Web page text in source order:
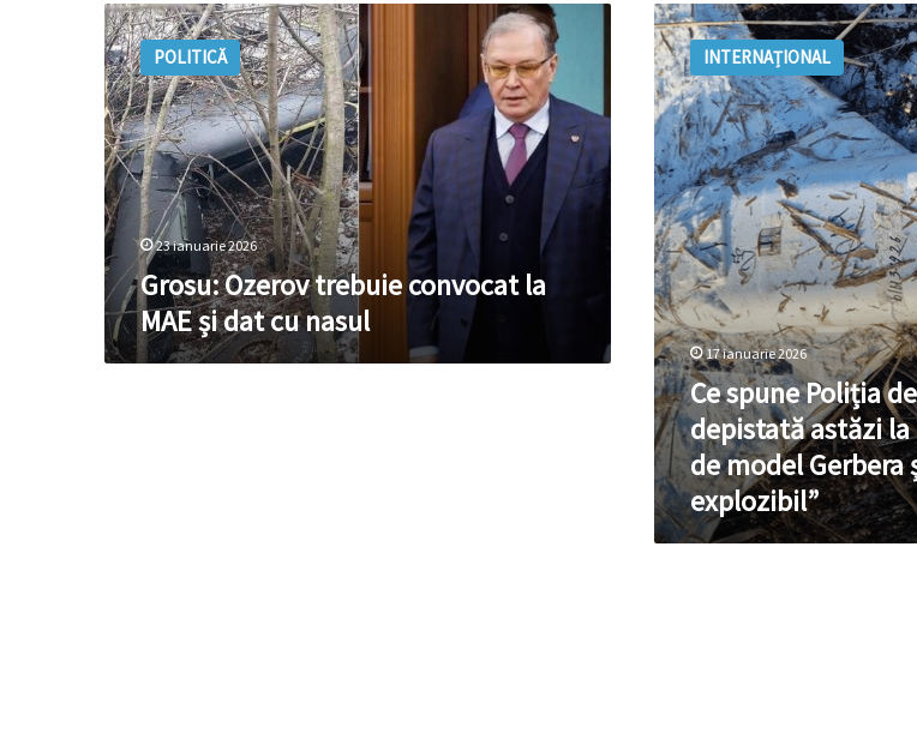
Grosu:
Ozerov
trebuie
convocat
la
MAE
și
dat
cu
nasul
POLITICĂ
23 ianuarie 2026
Grosu: Ozerov trebuie convocat la
MAE și dat cu nasul
Ce
spune
Poliția
despre
drona
depistată
astăzi
la
Telenești:
„Este
de
model
Gerbera
și
nu
conține
explozibil”
INTERNAȚIONAL
17 ianuarie 2026
Ce spune Poliția
depistată astăzi la
de model Gerbera
explozibil”